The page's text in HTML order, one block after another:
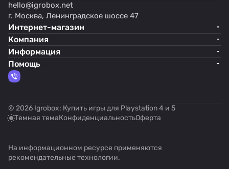
hello@igrobox.net
г. Москва, Ленинградское шоссе 47
Интернет-магазин
Компания
Информация
Помощь
© 2026 Igrobox: Купить игры для Playstation 4 и 5
Темная темаКонфиденциальностьОферта
На информационном ресурсе применяются
рекомендательные технологии.